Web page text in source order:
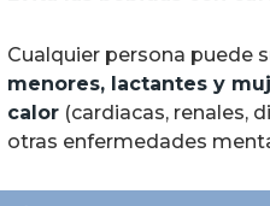
Cualquier persona puede
menores, lactantes y
calor (cardiacas, renales,
otras enfermedades